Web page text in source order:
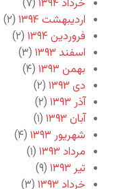
خرداد ۱۳۹۴
(۷)
اردیبهشت ۱۳۹۴
(۲)
فروردین ۱۳۹۴
(۲)
اسفند ۱۳۹۳
(۳)
بهمن ۱۳۹۳
(۴)
دی ۱۳۹۳
(۲)
آذر ۱۳۹۳
(۲)
آبان ۱۳۹۳
(۱)
شهریور ۱۳۹۳
(۴)
مرداد ۱۳۹۳
(۱)
تیر ۱۳۹۳
(۹)
خرداد ۱۳۹۳
(۳)